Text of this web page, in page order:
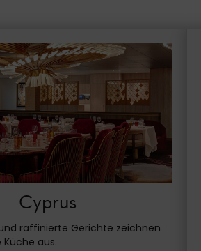
Cyprus
raffinierte Gerichte zeichnen
aus.